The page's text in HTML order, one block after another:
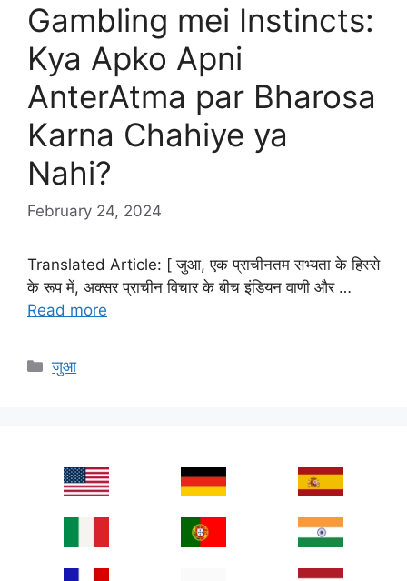
Gambling mei Instincts:
Kya Apko Apni
AnterAtma par Bharosa
Karna Chahiye ya
Nahi?
February 24, 2024
Translated Article: [ जुआ, एक प्राचीनतम सभ्यता के हिस्से
के रूप में, अक्सर प्राचीन विचार के बीच इंडियन वाणी और …
Read more
Categories
जुआ